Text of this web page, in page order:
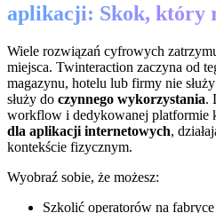
aplikacji: Skok, który
Wiele rozwiązań cyfrowych
miejsca. Twinteraction zaczyna od
magazynu, hotelu lub firmy nie
służy do czynnego wykorzystania.
workflow i dedykowanej platformie
dla aplikacji internetowych,
kontekście fizycznym.
Wyobraź sobie, że możesz:
Szkolić operatorów na fabryce